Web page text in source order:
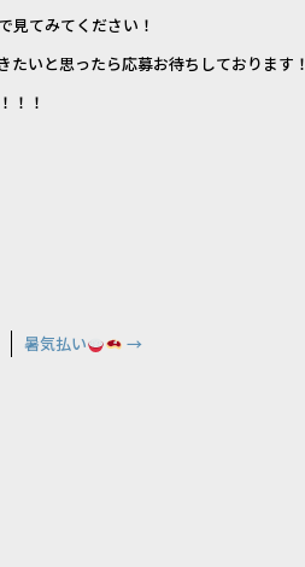
見てみてください！
いと思ったら応募お待ちしております！
！！
暑気払い →